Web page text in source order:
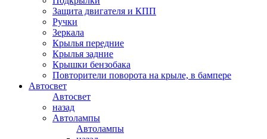
Защита двигателя и КПП
Ручки
Зеркала
Крылья передние
Крылья задние
Крышки бензобака
Повторители поворота на крыле, в бампере
Автосвет
Автосвет
назад
Автолампы
Автолампы